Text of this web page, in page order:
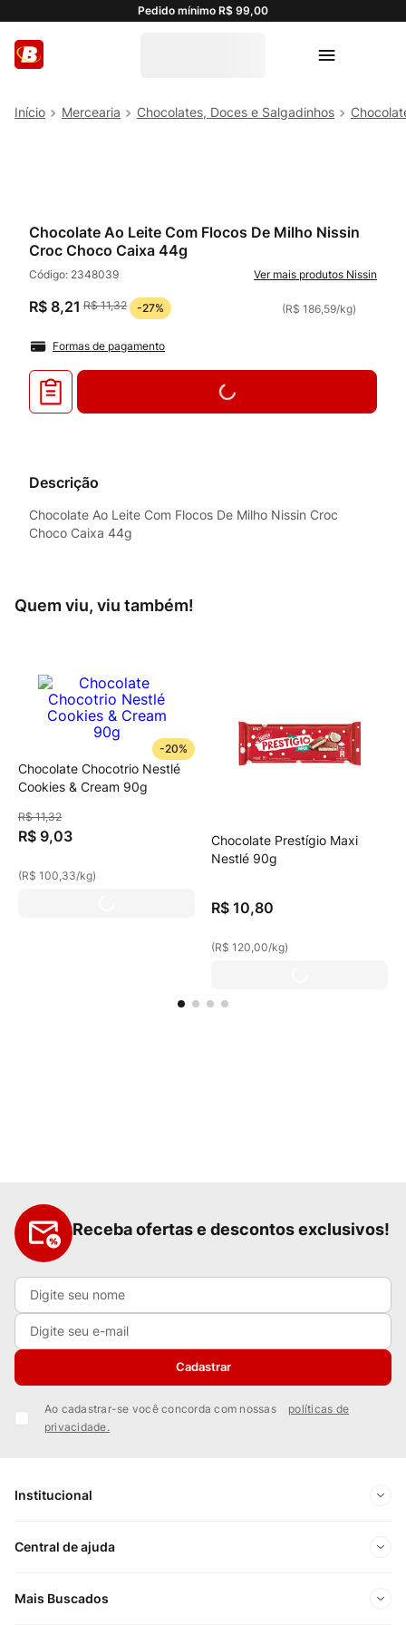
Pedido mínimo R$ 99,00
Mercearia Chocolates, Doces e Salgadinhos
Chocolate Ao Leite Com Flocos De Milho Nissin
Croc Choco Caixa 44g
Código: 2348039 Nissin
R$ 8,21 R$ 11,32 -27% (R$ 186,59/kg)
Formas de pagamento
Descrição
Chocolate Ao Leite Com Flocos De Milho Nissin Croc
Choco Caixa 44g
Quem viu, viu também!
-20%
Chocolate Chocotrio Nestlé
Cookies & Cream 90g
R$ 11,32
R$ 9,03
(R$ 100,33/kg)
Chocolate Prestígio Maxi
Nestlé 90g
R$ 10,80
(R$ 120,00/kg)
Receba ofertas e descontos exclusivos!
Cadastrar
Ao cadastrar-se você concorda com nossas
políticas de
privacidade.
Institucional
Sobre Nós
Central de ajuda
Minha conta
Mais Buscados